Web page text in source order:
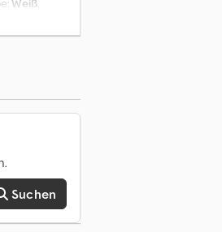
Weiß,
(Achse 2):
Getriebe
Tank
Suchen